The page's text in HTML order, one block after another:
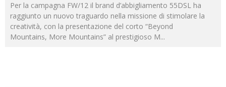
Per la campagna FW/12 il brand d’abbigliamento 55DSL ha
raggiunto un nuovo traguardo nella missione di stimolare la
creatività, con la presentazione del corto “Beyond
Mountains, More Mountains” al prestigioso M...